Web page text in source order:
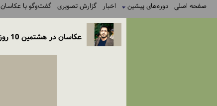
صفحه اصلی دوره‌های پیشین اخبار گزارش تصویری گفت‌وگو با عکاسان
عکاسان در هشتمین 10 روز با عکاسان بر اساس شناخت انتخاب شدند